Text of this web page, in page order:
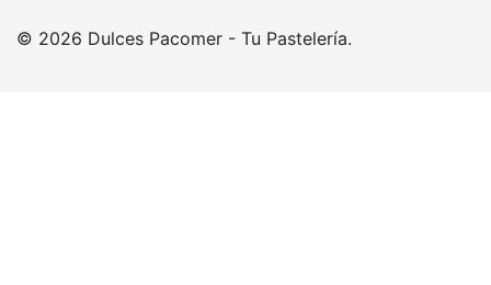
© 2026 Dulces Pacomer - Tu Pastelería.